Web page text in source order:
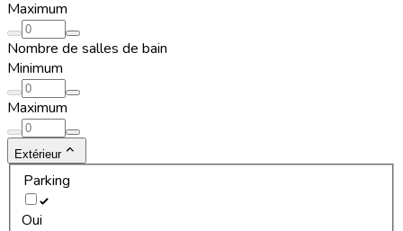
Maximum
Nombre de salles de bain
Minimum
Maximum
Extérieur
Parking
Oui